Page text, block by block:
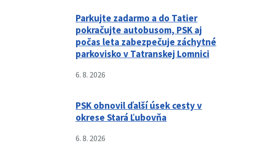
Parkujte zadarmo a do Tatier
pokračujte autobusom, PSK aj
počas leta zabezpečuje záchytné
parkovisko v Tatranskej Lomnici
6. 8. 2026
PSK obnovil ďalší úsek cesty v
okrese Stará Ľubovňa
6. 8. 2026